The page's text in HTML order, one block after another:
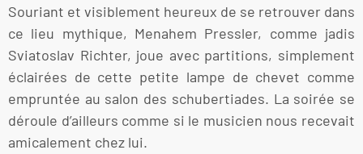
Souriant et visiblement heureux de se retrouver dans
ce lieu mythique, Menahem Pressler, comme jadis
Sviatoslav Richter, joue avec partitions, simplement
éclairées de cette petite lampe de chevet comme
empruntée au salon des schubertiades. La soirée se
déroule d’ailleurs comme si le musicien nous recevait
amicalement chez lui.